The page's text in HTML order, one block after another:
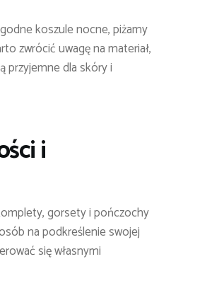
koszule nocne, piżamy
zwrócić uwagę na materiał,
przyjemne dla skóry i
i
gorsety i pończochy
na podkreślenie swojej
się własnymi